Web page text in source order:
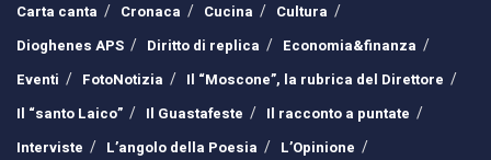
Carta canta
Cronaca Cucina
Cultura
Dioghenes APS
Diritto di replica
Economia&finanza
Eventi
FotoNotizia
Il “Moscone”, la rubrica del Direttore
Il “santo Laico”
Il Guastafeste
Il racconto a puntate
Interviste
L’angolo della Poesia
L’Opinione